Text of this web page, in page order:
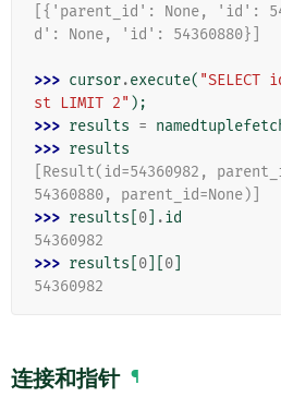
[{'parent_id': None, 'id':
d': None, 'id': 54360880}]
>>> cursor.execute( "SELECT
st LIMIT 2" );
>>> results =
>>> results
[Result(id=54360982,
54360880, parent_id=None)]
>>> results 0 .id
54360982
>>> results 0 0
54360982
连接和指针 ¶